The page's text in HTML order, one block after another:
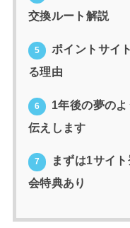
交換ルート解説
5
ポイントサイ
る理由
6
1年後の夢の
伝えします
7
まずは1サイ
会特典あり